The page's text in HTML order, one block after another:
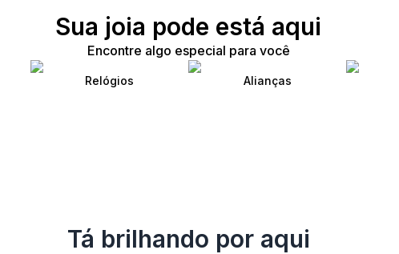
Sua joia pode está aqui
Encontre algo especial para você
Relógios Alianças
Tá brilhando por aqui